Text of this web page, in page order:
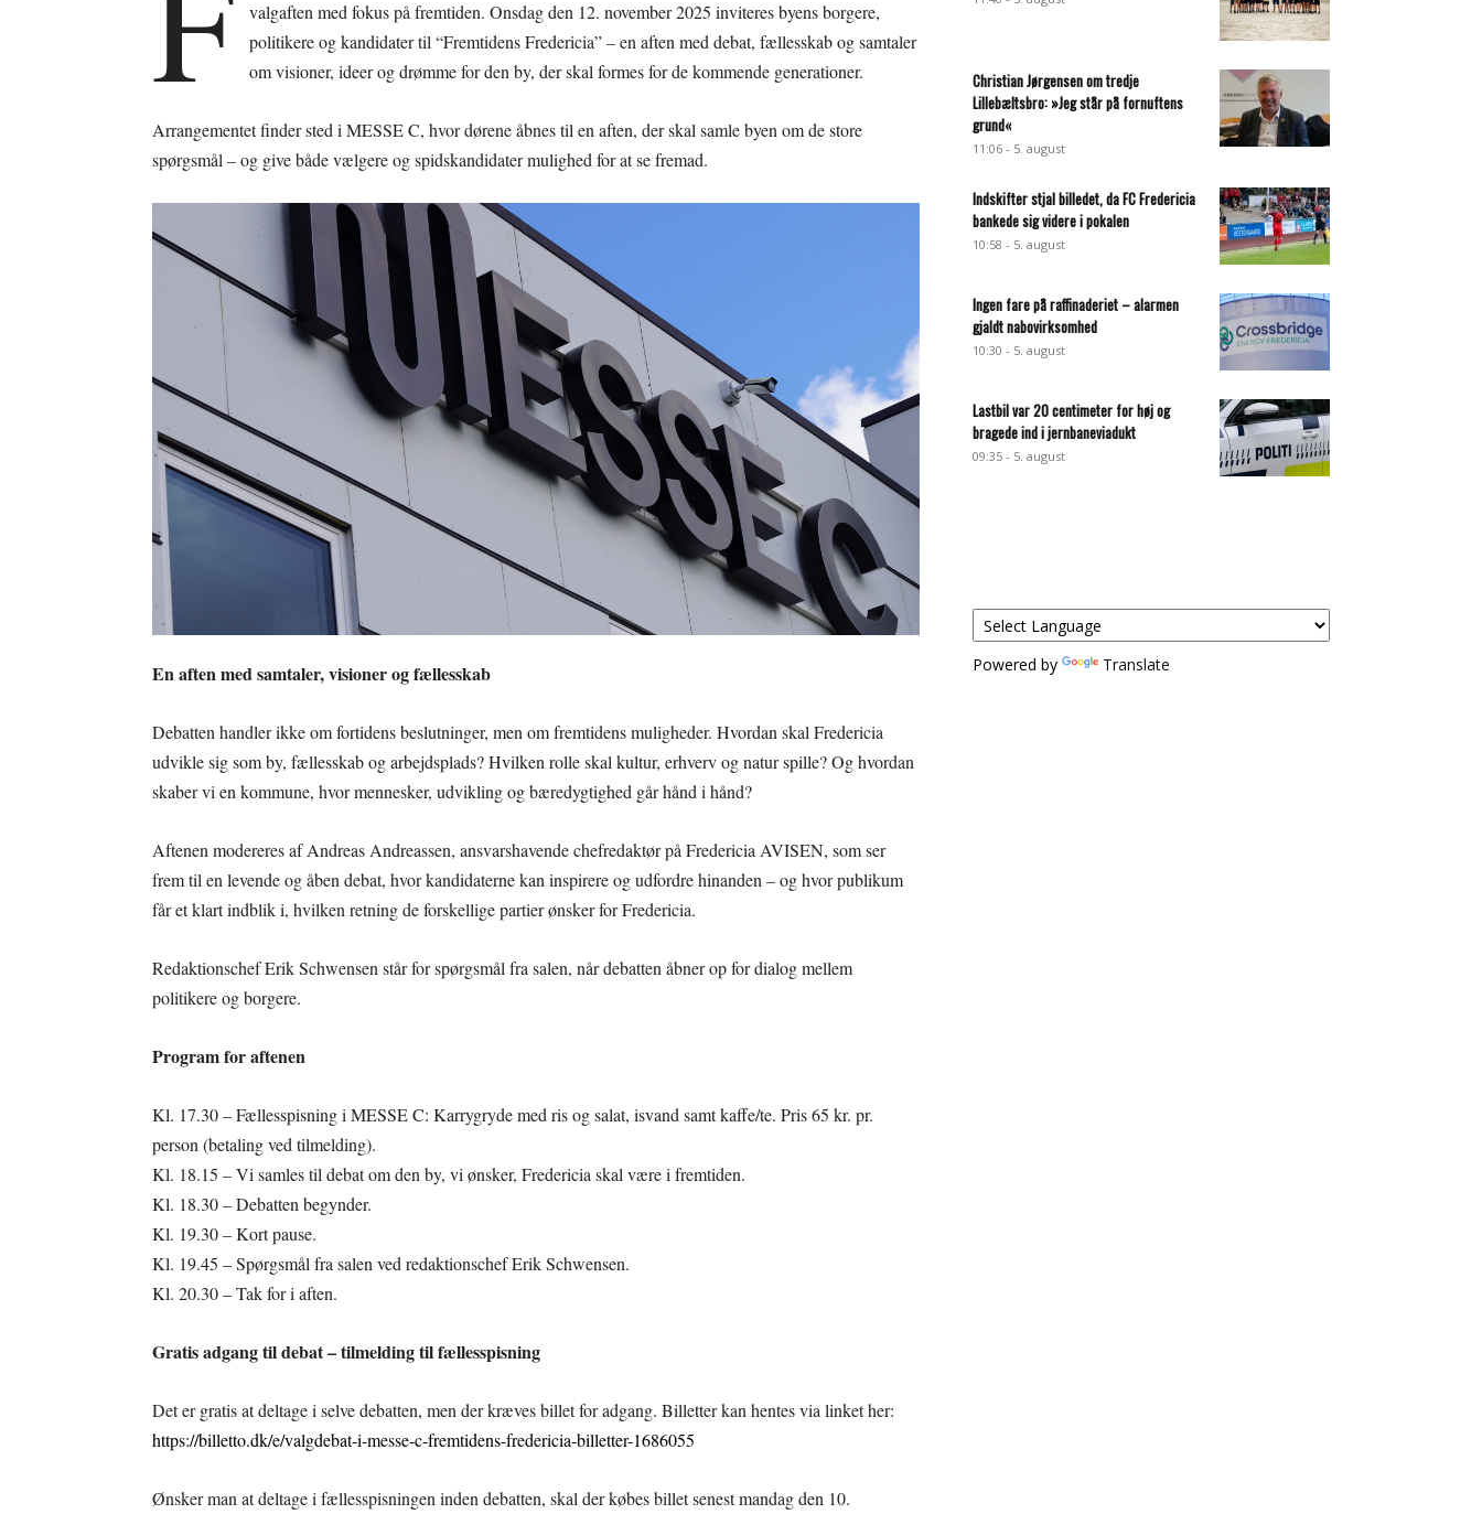
valgaften med fokus på fremtiden. Onsdag den 12. november 2025 inviteres byens borgere,
politikere og kandidater til “Fremtidens Fredericia” – en aften med debat, fællesskab og samtaler
om visioner, ideer og drømme for den by, der skal formes for de kommende generationer.
Arrangementet finder sted i MESSE C, hvor dørene åbnes til en aften, der skal samle byen om de store
spørgsmål – og give både vælgere og spidskandidater mulighed for at se fremad.
En aften med samtaler, visioner og fællesskab
Debatten handler ikke om fortidens beslutninger, men om fremtidens muligheder. Hvordan skal Fredericia
udvikle sig som by, fællesskab og arbejdsplads? Hvilken rolle skal kultur, erhverv og natur spille? Og hvordan
skaber vi en kommune, hvor mennesker, udvikling og bæredygtighed går hånd i hånd?
Aftenen modereres af Andreas Andreassen, ansvarshavende chefredaktør på Fredericia AVISEN, som ser
frem til en levende og åben debat, hvor kandidaterne kan inspirere og udfordre hinanden – og hvor publikum
får et klart indblik i, hvilken retning de forskellige partier ønsker for Fredericia.
Redaktionschef Erik Schwensen står for spørgsmål fra salen, når debatten åbner op for dialog mellem
politikere og borgere.
Program for aftenen
Kl. 17.30 – Fællesspisning i MESSE C: Karrygryde med ris og salat, isvand samt kaffe/te. Pris 65 kr. pr.
person (betaling ved tilmelding).
Kl. 18.15 – Vi samles til debat om den by, vi ønsker, Fredericia skal være i fremtiden.
Kl. 18.30 – Debatten begynder.
Kl. 19.30 – Kort pause.
Kl. 19.45 – Spørgsmål fra salen ved redaktionschef Erik Schwensen.
Kl. 20.30 – Tak for i aften.
Gratis adgang til debat – tilmelding til fællesspisning
Det er gratis at deltage i selve debatten, men der kræves billet for adgang. Billetter kan hentes via linket her:
https://billetto.dk/e/valgdebat-i-messe-c-fremtidens-fredericia-billetter-1686055
Ønsker man at deltage i fællesspisningen inden debatten, skal der købes billet senest mandag den 10.
Christian Jørgensen om tredje
Lillebæltsbro: »Jeg står på fornuftens
grund«
11:06 - 5. august
Indskifter stjal billedet, da FC Fredericia
bankede sig videre i pokalen
10:58 - 5. august
Ingen fare på raffinaderiet – alarmen
gjaldt nabovirksomhed
10:30 - 5. august
Lastbil var 20 centimeter for høj og
bragede ind i jernbaneviadukt
09:35 - 5. august
Powered by Translate